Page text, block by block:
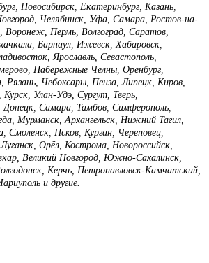
Новосибирск, Екатеринбург, Казань,
Челябинск, Уфа, Самара, Ростов-на-
Воронеж, Пермь, Волгоград, Саратов,
Барнаул, Ижевск, Хабаровск,
Ярославль, Севастополь,
Набережные Челны, Оренбург,
Рязань, Чебоксары, Пенза, Липецк, Киров,
Улан-Удэ, Сургут, Тверь,
Донецк, Самара, Тамбов, Симферополь,
Мурманск, Архангельск, Нижний Тагил,
Псков, Курган, Череповец,
Орёл, Кострома, Новороссийск,
Великий Новгород, Южно-Сахалинск,
Керчь, Петропавловск-Камчатский,
и другие.